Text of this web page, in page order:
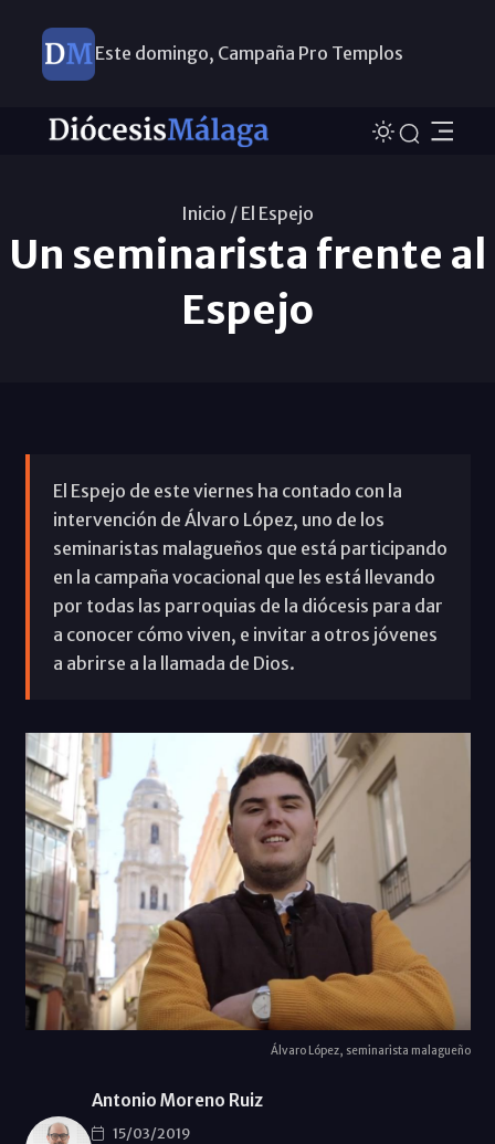
Este domingo, Campaña Pro Templos
Inicio / El Espejo
Un seminarista frente al
Espejo
El Espejo de este viernes ha contado con la
intervención de Álvaro López, uno de los
seminaristas malagueños que está participando
en la campaña vocacional que les está llevando
por todas las parroquias de la diócesis para dar
a conocer cómo viven, e invitar a otros jóvenes
a abrirse a la llamada de Dios.
Álvaro López, seminarista malagueño
Antonio Moreno Ruiz
15/03/2019